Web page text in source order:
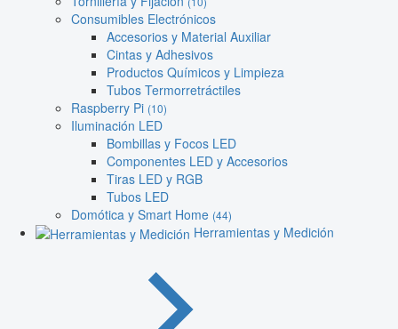
Consumibles Electrónicos
Accesorios y Material Auxiliar
Cintas y Adhesivos
Productos Químicos y Limpieza
Tubos Termorretráctiles
Raspberry Pi (10)
Iluminación LED
Bombillas y Focos LED
Componentes LED y Accesorios
Tiras LED y RGB
Tubos LED
Domótica y Smart Home (44)
Herramientas y Medición